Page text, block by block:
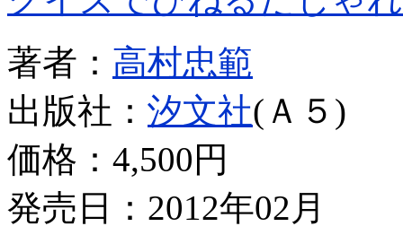
著者： 高村忠範
出版社： 汐文社(Ａ５)
価格： 4,500円
発売日：2012年02月